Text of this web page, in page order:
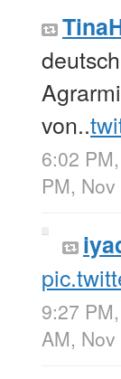
von..
6:02
PM,
9:27
AM,